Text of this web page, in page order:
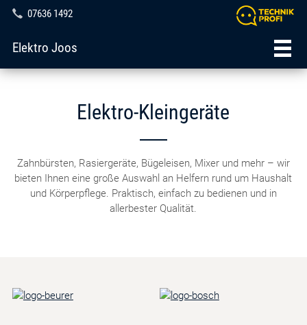
07636 1492
Elektro Joos
Elektro-Kleingeräte
Zahnbürsten, Rasiergeräte, Bügeleisen, Mixer und mehr – wir
bieten Ihnen eine große Auswahl an Helfern rund um Haushalt
und Körperpflege. Praktisch, einfach zu bedienen und in
allerbester Qualität.